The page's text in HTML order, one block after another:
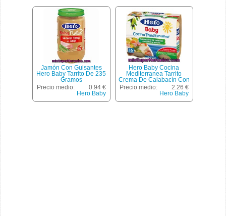
Jamón Con Guisantes
Hero Baby Tarrito De 235
Gramos
Precio medio:
0.94 €
Hero Baby
Hero Baby Cocina
Mediterranea Tarrito
Crema De Calabacín Con
Jamón Y Quesito 100%
Natural 2x190g Envase
Precio medio:
2.26 €
Hero Baby